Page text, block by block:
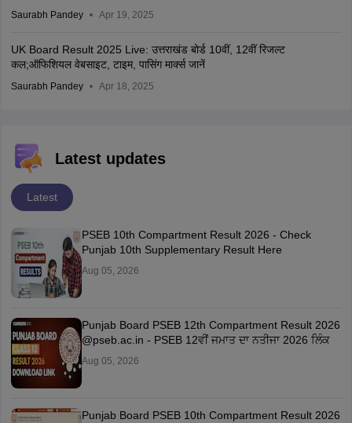
Saurabh Pandey Apr 19, 2025
UK Board Result 2025 Live: उत्तराखंड बोर्ड 10वीं, 12वीं रिजल्ट
कल;ऑफिशियल वेबसाइट, टाइम, पासिंग मार्क्स जानें
Saurabh Pandey Apr 18, 2025
Latest updates
Latest
PSEB 10th Compartment Result 2026 - Check
Punjab 10th Supplementary Result Here
Aug 05, 2026
Punjab Board PSEB 12th Compartment Result 2026
@pseb.ac.in - PSEB 12ਵੀਂ ਜਮਾਤ ਦਾ ਨਤੀਜਾ 2026 ਲਿੰਕ
Aug 05, 2026
Punjab Board PSEB 10th Compartment Result 2026